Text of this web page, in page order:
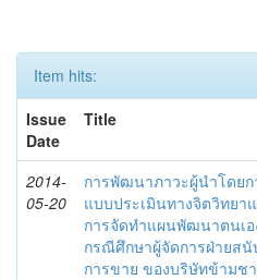
Item hits:
Issue
Date
Title
2014-
05-20
การพัฒนาภาวะผู้นำโดยก
แบบประเมินทางจิตวิทยา
การจัดทำแผนพัฒนาตนเอ
กรณีศึกษาผู้จัดการฝ่ายส
การขาย ของบริษัทข้ามช